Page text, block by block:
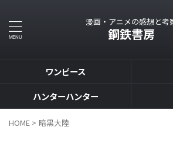
漫画・アニメの感想と考
鋼鉄書房
ワンピース
ハンターハンター
HOME > 暗黒大陸